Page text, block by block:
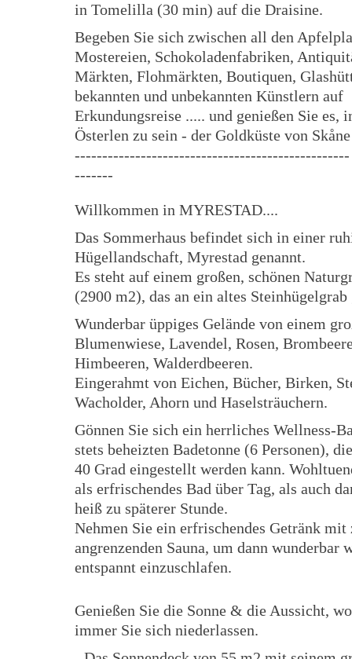
in Tomelilla (30 min) auf die Draisine.
Begeben Sie sich zwischen all den
Mostereien, Schokoladenfabriken,
Märkten, Flohmärkten, Boutiquen,
bekannten und unbekannten Künstlern auf
Erkundungsreise ..... und genießen Sie es,
Österlen zu sein - der Goldküste von
-------
Willkommen in MYRESTAD....
Das Sommerhaus befindet sich in einer
Hügellandschaft, Myrestad genannt.
Es steht auf einem großen, schönen
(2900 m2), das an ein altes Steinhügelgrab
Wunderbar üppiges Gelände von einem
Blumenwiese, Lavendel, Rosen,
Himbeeren, Walderdbeeren.
Eingerahmt von Eichen, Bücher, Birken,
Wacholder, Ahorn und Haselsträuchern.
Gönnen Sie sich ein herrliches Wellness-
stets beheizten Badetonne (6 Personen),
40 Grad eingestellt werden kann.
als erfrischendes Bad über Tag, als auch
heiß zu späterer Stunde.
Nehmen Sie ein erfrischendes Getränk mit
angrenzenden Sauna, um dann wunderbar
entspannt einzuschlafen.
Genießen Sie die Sonne & die Aussicht,
immer Sie sich niederlassen.